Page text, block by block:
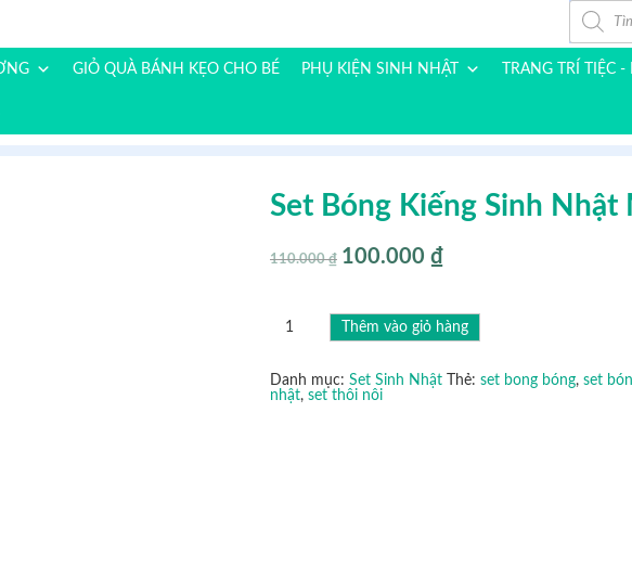
Tìm
GIỎ QUÀ BÁNH KẸO CHO BÉ PHỤ KIỆN SINH NHẬT TRANG TRÍ TIỆC -
Set Bóng Kiếng Sinh Nhật
110.000₫ Giá
100.000 ₫
hiện
100.000 ₫.
Set
bóng
nhật
mã
Thêm vào giỏ hàng
Danh mục: Set Sinh Nhật Thẻ: set bong bóng, set
nhật, set thôi nôi